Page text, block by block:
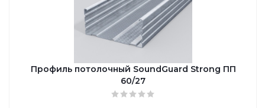
Профиль потолочный SoundGuard Strong ПП
60/27